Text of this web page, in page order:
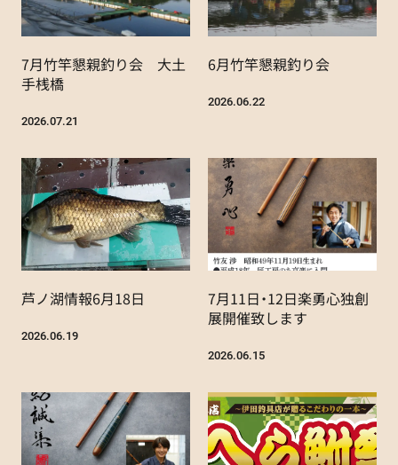
7月竹竿懇親釣り会 大土
手桟橋
2026.07.21
6月竹竿懇親釣り会
2026.06.22
芦ノ湖情報6月18日
2026.06.19
7月11日・12日楽勇心独創
展開催致します
2026.06.15